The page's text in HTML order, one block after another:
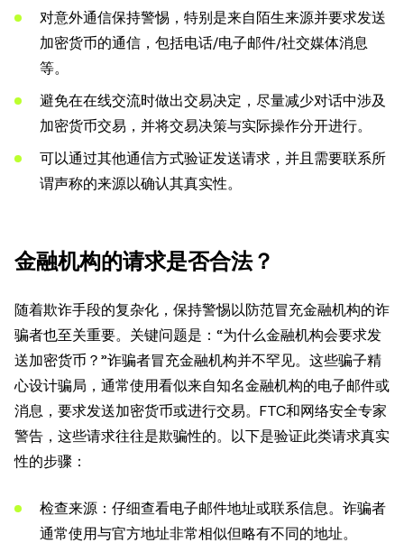
对意外通信保持警惕，特别是来自陌生来源并要求发送
加密货币的通信，包括电话/电子邮件/社交媒体消息
等。
避免在在线交流时做出交易决定，尽量减少对话中涉及
加密货币交易，并将交易决策与实际操作分开进行。
可以通过其他通信方式验证发送请求，并且需要联系所
谓声称的来源以确认其真实性。
金融机构的请求是否合法？
随着欺诈手段的复杂化，保持警惕以防范冒充金融机构的诈
骗者也至关重要。关键问题是：“为什么金融机构会要求发
送加密货币？”诈骗者冒充金融机构并不罕见。这些骗子精
心设计骗局，通常使用看似来自知名金融机构的电子邮件或
消息，要求发送加密货币或进行交易。FTC和网络安全专家
警告，这些请求往往是欺骗性的。以下是验证此类请求真实
性的步骤：
检查来源：仔细查看电子邮件地址或联系信息。诈骗者
通常使用与官方地址非常相似但略有不同的地址。